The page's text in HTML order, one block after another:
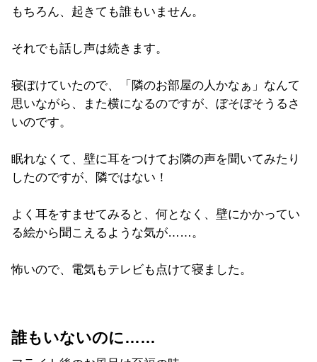
もちろん、起きても誰もいません。
それでも話し声は続きます。
寝ぼけていたので、「隣のお部屋の人かなぁ」なんて
思いながら、また横になるのですが、ぼそぼそうるさ
いのです。
眠れなくて、壁に耳をつけてお隣の声を聞いてみたり
したのですが、隣ではない！
よく耳をすませてみると、何となく、壁にかかってい
る絵から聞こえるような気が……。
怖いので、電気もテレビも点けて寝ました。
誰もいないのに……